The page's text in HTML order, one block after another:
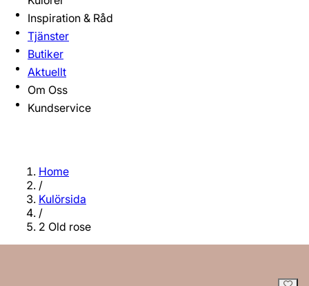
Inspiration & Råd
Tjänster
Butiker
Aktuellt
Om Oss
Kundservice
Home
/
Kulörsida
/
2 Old rose